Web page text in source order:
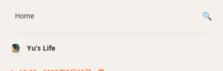
Yu’s Life
Home